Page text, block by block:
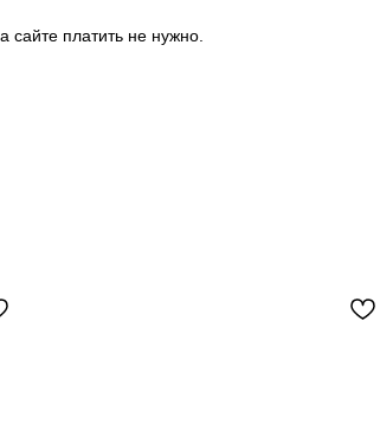
платить не нужно.